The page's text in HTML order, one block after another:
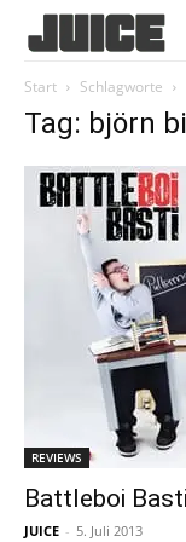
Start Schlagworte
Tag: björn
REVIEWS
Battleboi
JUICE - 5. Juli 2013